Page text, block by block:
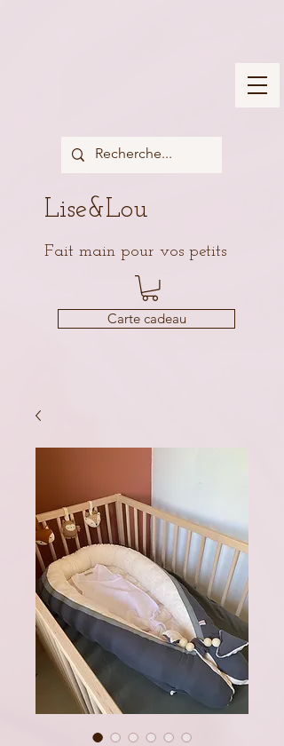
Lise&Lou
Fait main pour vos petits
Carte cadeau